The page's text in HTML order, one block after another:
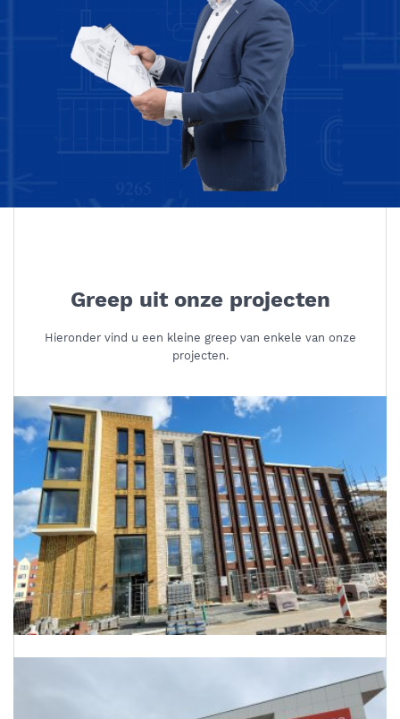
Greep uit onze projecten
Hieronder vind u een kleine greep van enkele van onze
projecten.